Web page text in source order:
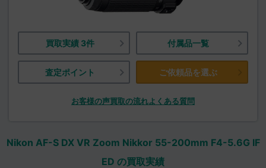
買取実績 3件 付属品一覧
査定ポイント ご依頼品を選ぶ
お客様の声買取の流れよくある質問
Nikon AF-S DX VR Zoom Nikkor 55-200mm F4-5.6G IF
ED の買取実績